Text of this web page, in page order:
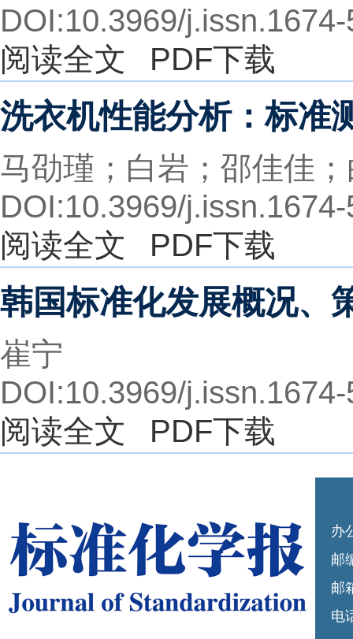
DOI:10.3969/
阅读全文
PDF下载
洗衣机性能分析：标准
马劭瑾；白岩；邵佳佳
DOI:10.3969/
阅读全文
PDF下载
韩国标准化发展概况、
崔宁
DOI:10.3969/
阅读全文
PDF下载
办
邮
邮
电